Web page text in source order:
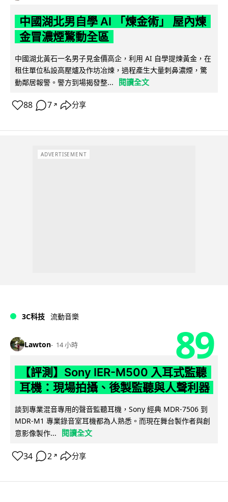
中國湖北男自學 AI 「煉金術」 屋內煉
金冒濃煙驚動全區
中國湖北黃石一名男子見金價高企，利用 AI 自學提煉黃金，在
租住單位私設高壓爐及作坊冶煉，過程產生大量刺鼻濃煙，驚
動鄰居報警。警方到場揭發整...
閱讀全文
88 7 ↗ 分享
ADVERTISEMENT
3C科技 流動音樂
Lawton 14 小時 89
【評測】Sony IER-M500 入耳式監聽
耳機：現場拍攝、後製監聽與人聲利器
談到專業混音專用的聲音監聽耳機，Sony 經典 MDR-7506 到
MDR-M1 專業錄音室耳機都為人熟悉。而現在舞台製作者與創
意影像製作...
閱讀全文
34 2 ↗ 分享